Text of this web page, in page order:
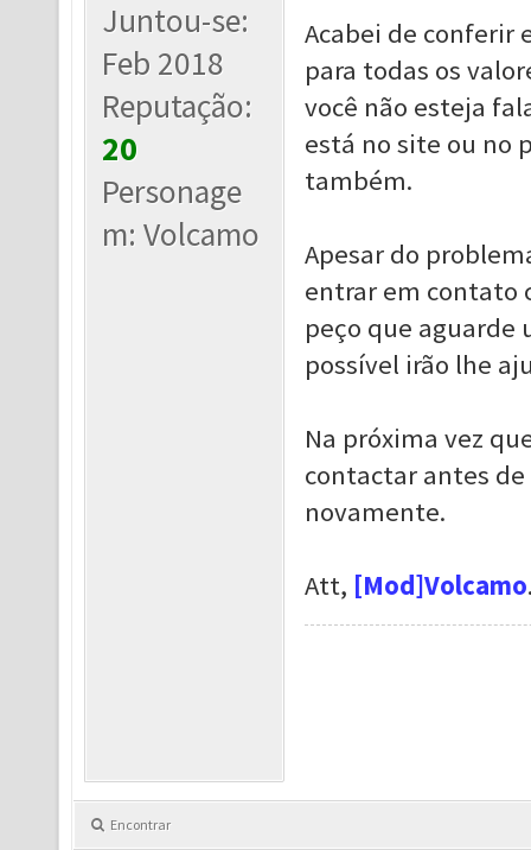
Juntou-se:
Feb 2018
Reputação:
20
Personage
m: Volcamo
Acabei de conferir
para todas os
você não esteja
está no site ou no
também.
Apesar do
entrar em contato
peço que aguarde
possível irão lhe
Na próxima vez
contactar antes
novamente.
Att, [Mod]Volcamo
Encontrar